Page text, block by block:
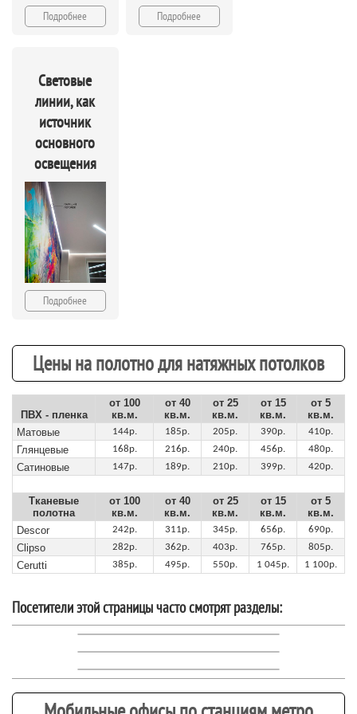
Подробнее Подробнее
Световые
линии, как
источник
основного
освещения
Подробнее
Цены на полотно для натяжных потолков
ПВХ - пленка
от 100
кв.м.
от 40
кв.м.
от 25
кв.м.
от 15
кв.м.
от 5
кв.м.
Матовые
144р. 185р. 205р. 390р. 410р.
Глянцевые 168р. 216р. 240р. 456р. 480р.
Сатиновые 147р. 189р. 210р. 399р. 420р.
Тканевые
полотна
от 100
кв.м.
от 40
кв.м.
от 25
кв.м.
от 15
кв.м.
от 5
кв.м.
Descor
242р. 311р. 345р. 656р. 690р.
Clipso 282р. 362р. 403р. 765р. 805р.
Cerutti 385р. 495р. 550р. 1 045р. 1 100р.
Посетители этой страницы часто смотрят разделы: